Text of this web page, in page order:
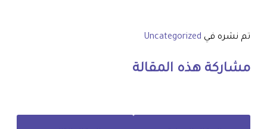
تم نشره في Uncategorized
مشاركة هذه المقالة